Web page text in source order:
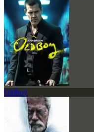
Oldboy